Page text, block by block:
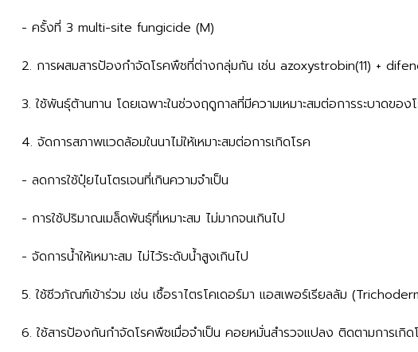
- ครั้งที่ 3 multi-site fungicide (M)
2. การผสมสารป้องกำจัดโรคพืชที่ต่างกลุ่มกัน เช่น azoxystrobin(11) +
3. ใช้พันธุ์ต้านทาน โดยเฉพาะในช่วงฤดูกาลที่มีความเหมาะสมต่อการระบาดข
4. จัดการสภาพแวดล้อมในนาไม่ให้เหมาะสมต่อการเกิดโรค
- ลดการใช้ปุ๋ยไนโตรเจนที่เกินความจำเป็น
- การใช้ปริมาณเมล็ดพันธุ์ที่เหมาะสม ไม่มากจนเกินไป
- จัดการน้ำให้เหมาะสม ไม่ไว้ระดับน้ำสูงเกินไป
5. ใช้ชีวภัณฑ์เข้าร่วม เช่น เชื้อราไตรโคเดอร์มา แอสเพอร์เรียลลัม
6. ใช้สารป้องกันกำจัดโรคพืชเมื่อจำเป็น คอยหมั่นสำรวจแปลง ติดตามการเกิ